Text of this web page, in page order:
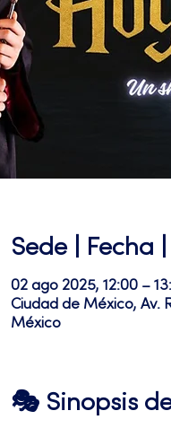
Sede | Fecha
02 ago 2025, 12:00 –
Ciudad de México, Av.
México
🎭 Sinopsis